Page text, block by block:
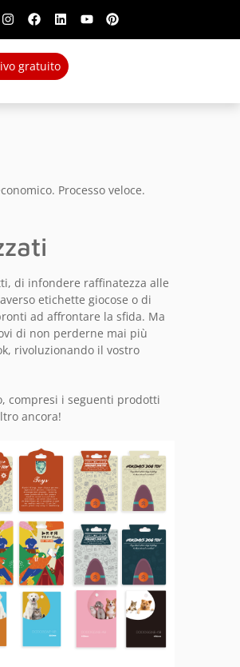
gratuito
Processo veloce.
di infondere raffinatezza alle
etichette giocose o di
ad affrontare la sfida. Ma
di non perderne mai più
rivoluzionando il vostro
compresi i seguenti prodotti
ancora!